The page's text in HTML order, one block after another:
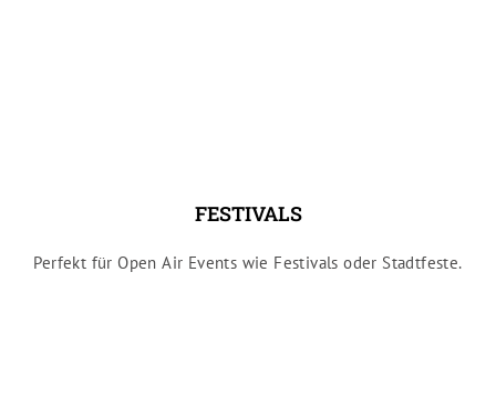
FESTIVALS
Perfekt für Open Air Events wie Festivals oder Stadtfeste.